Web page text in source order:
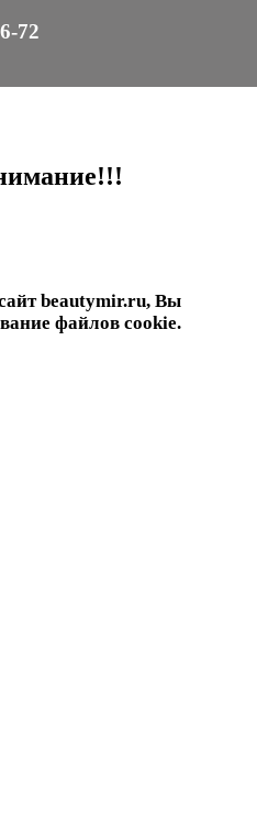
72
beautymir.ru, Вы
файлов cookie.